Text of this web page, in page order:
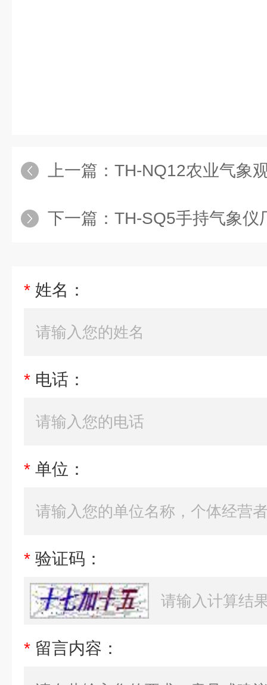
上一篇： TH-NQ12农业气象
下一篇： TH-SQ5手持气象仪
* 姓名：
* 电话：
* 单位：
* 验证码：
* 留言内容：